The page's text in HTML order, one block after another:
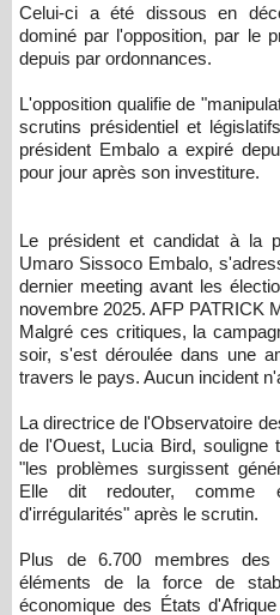
Celui-ci a été dissous en
dominé par l'opposition, par le
depuis par ordonnances.
L'opposition qualifie de
scrutins présidentiel et
président Embalo a expiré
pour jour après son investiture.
Le président et candidat à la
Umaro Sissoco Embalo,
dernier meeting avant les
novembre 2025. AFP PATRICK
Malgré ces critiques, la
soir, s'est déroulée dans une
travers le pays. Aucun incident
La directrice de l'Observatoire
de l'Ouest, Lucia Bird, souligne
"les problèmes surgissent
Elle dit redouter, comme
d'irrégularités" après le scrutin.
Plus de 6.700 membres
éléments de la force de
économique des États